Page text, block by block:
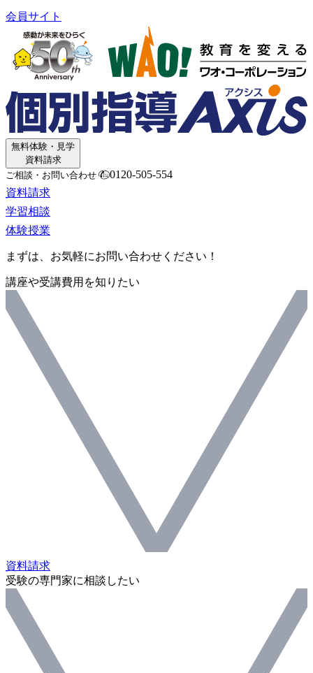
会員サイト
無料体験・見学
資料請求
ご相談・お問い合わせ
0120-505-554
資料請求
学習相談
体験授業
まずは、お気軽にお問い合わせください！
講座や受講費用を知りたい
資料請求
受験の専門家に相談したい